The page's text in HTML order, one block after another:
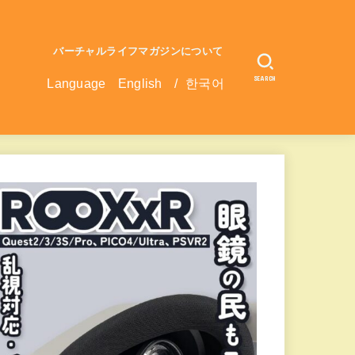
バーチャルライフマガジンについて
Language English / 한국어 SEARCH